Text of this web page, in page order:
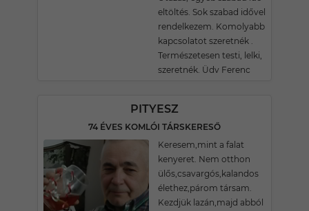
eltöltés. Sok szabad idővel
rendelkezem. Komolyabb
kapcsolatot szeretnék .
Természetesen testi, lelki,
szeretnék. Üdv Ferenc
PITYESZ
74 ÉVES KOMLÓI TÁRSKERESŐ
Keresem,mint a falat
kenyeret. Nem otthon
ülős,csavargós,kalandos
élethez,párom társam.
Kezdjük lazán,majd abból